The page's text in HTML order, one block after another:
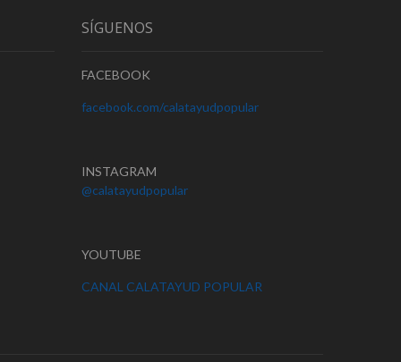
SÍGUENOS
FACEBOOK
facebook.com/calatayudpopular
INSTAGRAM
@calatayudpopular
YOUTUBE
CANAL CALATAYUD POPULAR